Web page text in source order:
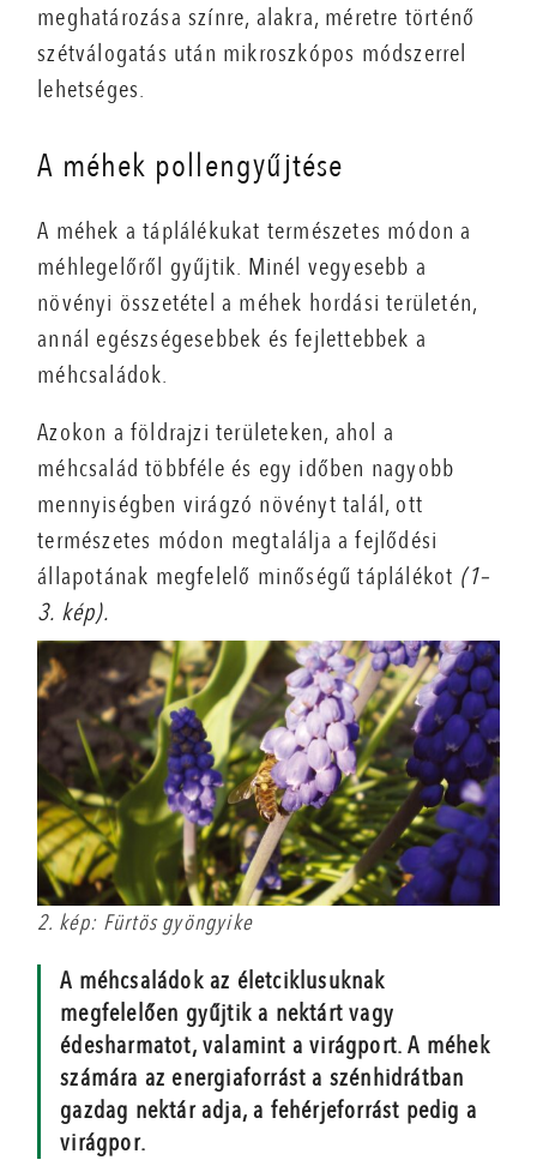
meghatározása színre, alakra, méretre történő
szétválogatás után mikroszkópos módszerrel
lehetséges.
A méhek pollengyűjtése
A méhek a táplálékukat természetes módon a
méhlegelőről gyűjtik. Minél vegyesebb a
növényi összetétel a méhek hordási területén,
annál egészségesebbek és fejlettebbek a
méhcsaládok.
Azokon a földrajzi területeken, ahol a
méhcsalád többféle és egy időben nagyobb
mennyiségben virágzó növényt talál, ott
természetes módon megtalálja a fejlődési
állapotának megfelelő minőségű táplálékot (1–
3. kép).
2. kép: Fürtös gyöngyike
A méhcsaládok az életciklusuknak
megfelelően gyűjtik a nektárt vagy
édesharmatot, valamint a virágport. A méhek
számára az energiaforrást a szénhidrátban
gazdag nektár adja, a fehérjeforrást pedig a
virágpor.